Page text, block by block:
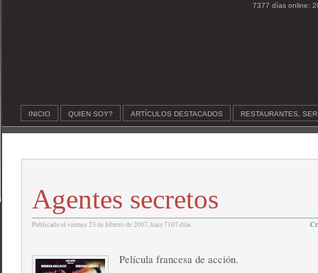
7377 días online:
INICIO QUIEN SOY? ARTÍCULOS DESTACADOS RESTAURANTES,
Agentes secretos
Publicado el viernes 23 de febrero de 2007, hace 7107 días.
Película francesa de acción.